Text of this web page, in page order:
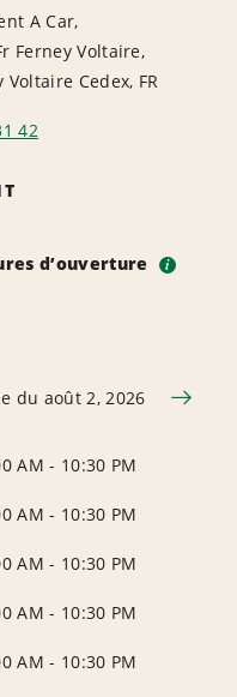
A Car,
Ferney Voltaire,
Voltaire Cedex, FR
42
d’ouverture i
du août 2, 2026
AM - 10:30 PM
AM - 10:30 PM
AM - 10:30 PM
AM - 10:30 PM
AM - 10:30 PM